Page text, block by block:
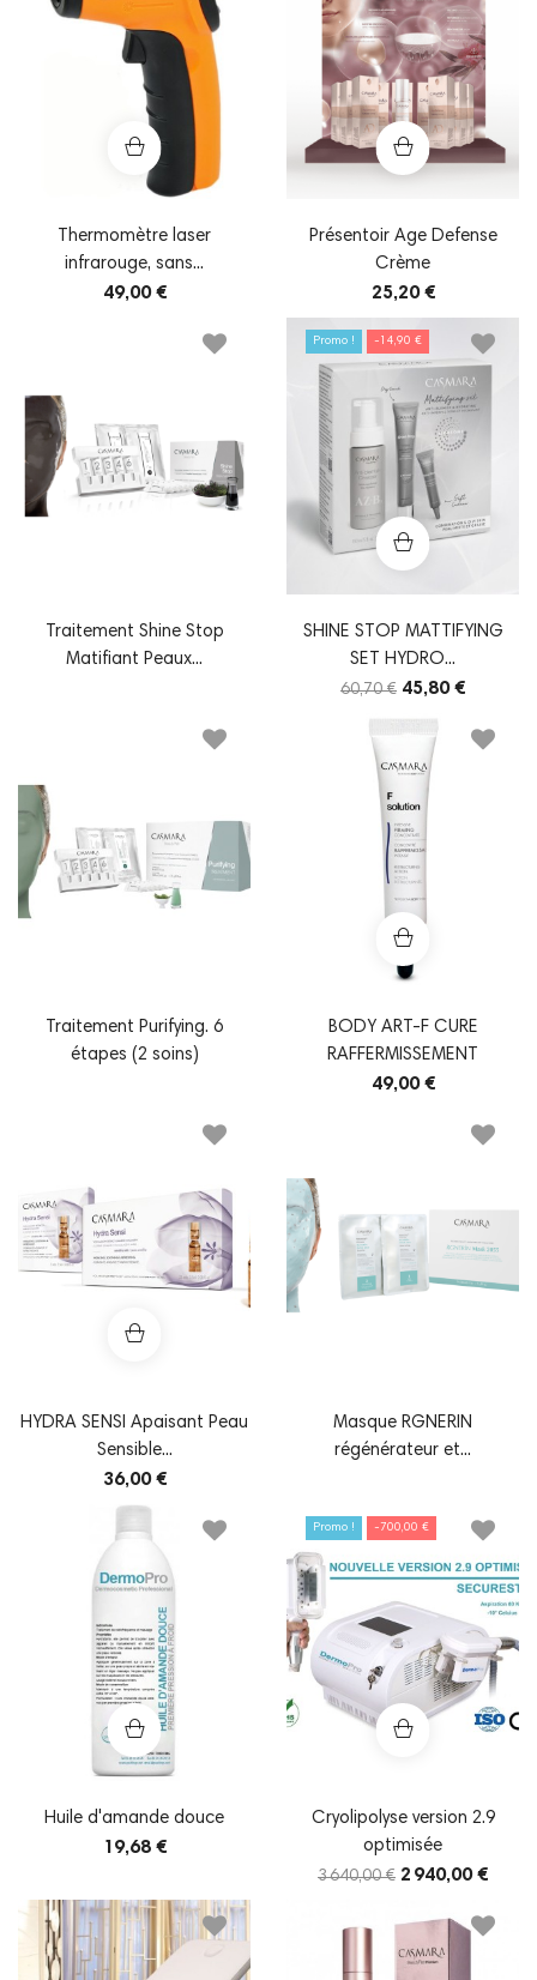
Thermomètre laser
infrarouge, sans...
49,00 €
Présentoir Age Defense
Crème
25,20 €
Traitement Shine Stop
Matifiant Peaux...
Promo ! -14,90 €
SHINE STOP MATTIFYING
SET HYDRO...
60,70 € 45,80 €
Traitement Purifying. 6
étapes (2 soins)
BODY ART-F CURE
RAFFERMISSEMENT
49,00 €
HYDRA SENSI Apaisant Peau
Sensible...
36,00 €
Masque RGNERIN
régénérateur et...
Huile d'amande douce
19,68 €
Promo ! -700,00 €
Cryolipolyse version 2.9
optimisée
3 640,00 € 2 940,00 €